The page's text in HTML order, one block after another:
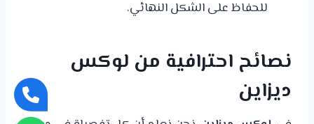
للحفاظ على الشكل النهائي.
نصائح احترافية من لوكس
ديزاين